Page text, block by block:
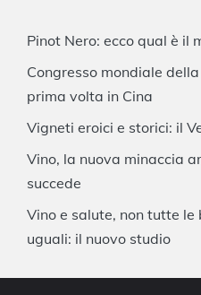
Pinot Nero: ecco qual è il
Congresso mondiale
prima volta in Cina
Vigneti eroici e storici: il
Vino, la nuova minaccia
succede
Vino e salute, non tutte
uguali: il nuovo studio